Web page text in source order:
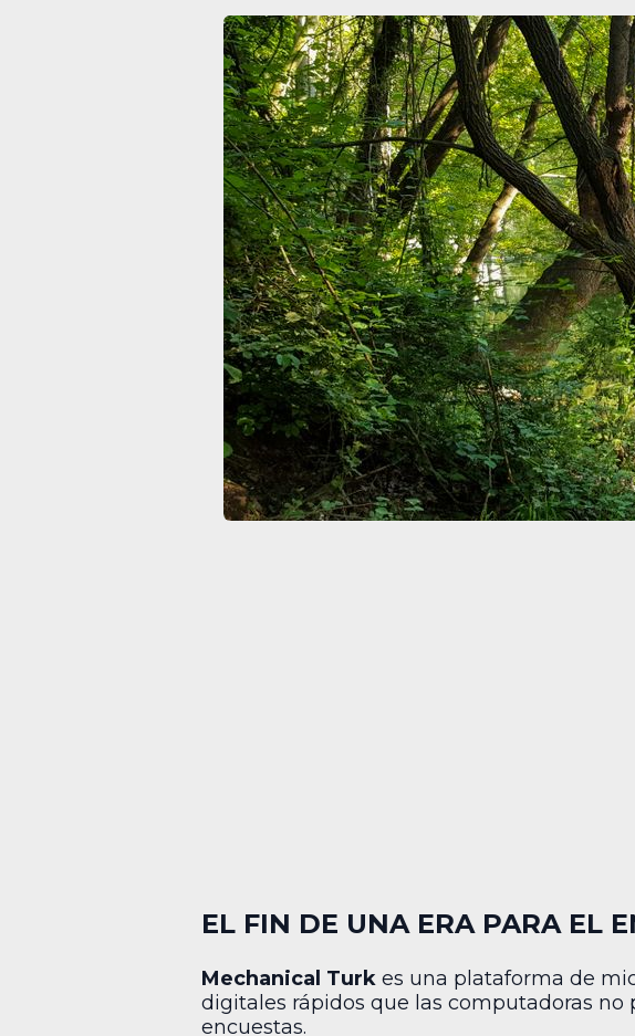
EL FIN DE UNA ERA PARA EL
Mechanical Turk es una plataforma de
digitales rápidos que las computadoras
encuestas.